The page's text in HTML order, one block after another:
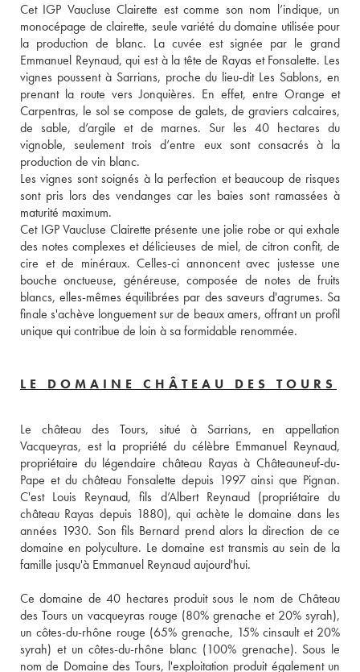
Cet IGP Vaucluse Clairette est comme son nom l’indique, un
monocépage de clairette, seule variété du domaine utilisée pour
la production de blanc. La cuvée est signée par le grand
Emmanuel Reynaud, qui est à la tête de Rayas et Fonsalette. Les
vignes poussent à Sarrians, proche du lieu-dit Les Sablons, en
prenant la route vers Jonquières. En effet, entre Orange et
Carpentras, le sol se compose de galets, de graviers calcaires,
de sable, d’argile et de marnes. Sur les 40 hectares du
vignoble, seulement trois d’entre eux sont consacrés à la
production de vin blanc.
Les vignes sont soignés à la perfection et beaucoup de risques
sont pris lors des vendanges car les baies sont ramassées à
maturité maximum.
Cet IGP Vaucluse Clairette présente une jolie robe or qui exhale
des notes complexes et délicieuses de miel, de citron confit, de
cire et de minéraux. Celles-ci annoncent avec justesse une
bouche onctueuse, généreuse, composée de notes de fruits
blancs, elles-mêmes équilibrées par des saveurs d'agrumes. Sa
finale s'achève longuement sur de beaux amers, offrant un profil
unique qui contribue de loin à sa formidable renommée.
LE DOMAINE CHÂTEAU DES TOURS
Le château des Tours, situé à Sarrians, en appellation
Vacqueyras, est la propriété du célèbre Emmanuel Reynaud,
propriétaire du légendaire château Rayas à Châteauneuf-du-
Pape et du château Fonsalette depuis 1997 ainsi que Pignan.
C'est Louis Reynaud, fils d’Albert Reynaud (propriétaire du
château Rayas depuis 1880), qui achète le domaine dans les
années 1930. Son fils Bernard prend alors la direction de ce
domaine en polyculture. Le domaine est transmis au sein de la
famille jusqu'à Emmanuel Reynaud aujourd'hui.
Ce domaine de 40 hectares produit sous le nom de Château
des Tours un vacqueyras rouge (80% grenache et 20% syrah),
un côtes-du-rhône rouge (65% grenache, 15% cinsault et 20%
syrah) et un côtes-du-rhône blanc (100% grenache). Sous le
nom de Domaine des Tours, l'exploitation produit également un